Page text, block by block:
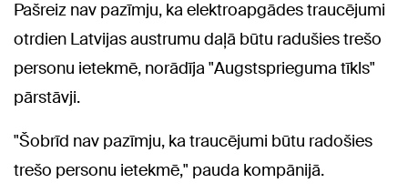
Pašreiz nav pazīmju, ka elektroapgādes traucējumi
otrdien Latvijas austrumu daļā būtu radušies trešo
personu ietekmē, norādīja "Augstsprieguma tīkls"
pārstāvji.
"Šobrīd nav pazīmju, ka traucējumi būtu radošies
trešo personu ietekmē," pauda kompānijā.